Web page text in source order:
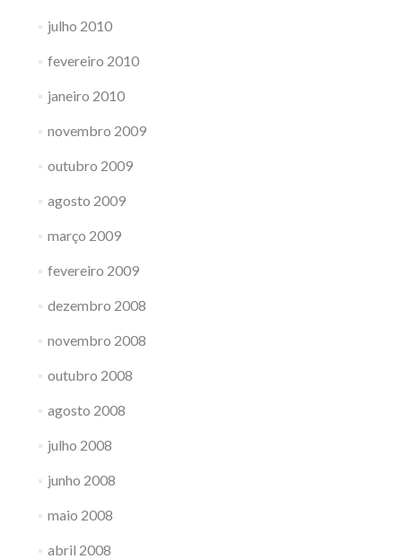
julho 2010
fevereiro 2010
janeiro 2010
novembro 2009
outubro 2009
agosto 2009
março 2009
fevereiro 2009
dezembro 2008
novembro 2008
outubro 2008
agosto 2008
julho 2008
junho 2008
maio 2008
abril 2008